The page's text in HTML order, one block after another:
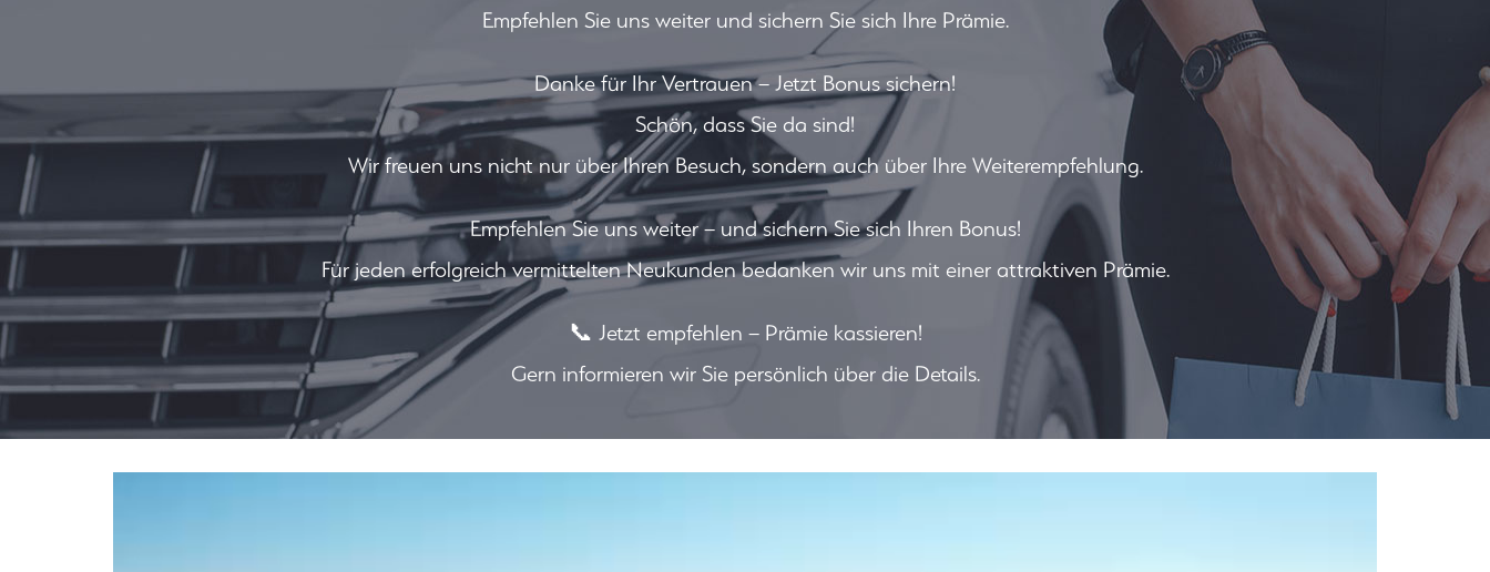
Empfehlen Sie uns weiter und sichern Sie sich Ihre Prämie.
Danke für Ihr Vertrauen – Jetzt Bonus sichern!
Schön, dass Sie da sind!
Wir freuen uns nicht nur über Ihren Besuch, sondern auch über Ihre Weiterempfehlung.
Empfehlen Sie uns weiter – und sichern Sie sich Ihren Bonus!
Für jeden erfolgreich vermittelten Neukunden bedanken wir uns mit einer attraktiven Prämie.
📞 Jetzt empfehlen – Prämie kassieren!
Gern informieren wir Sie persönlich über die Details.